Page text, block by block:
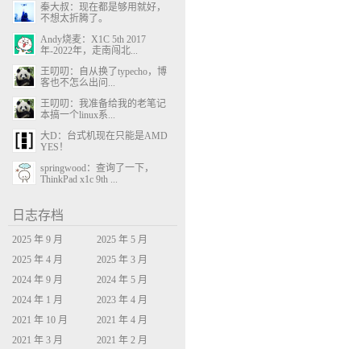
秦大叔：现在都是够用就好，
不想太折腾了。
Andy烧麦：X1C 5th 2017
年-2022年，走南闯北...
王叨叨：自从换了typecho，博
客也不怎么出问...
王叨叨：我准备给我的老笔记
本搞一个linux系...
大D：台式机现在只能是AMD
YES！
springwood：查询了一下，
ThinkPad x1c 9th ...
日志存档
2025 年 9 月
2025 年 5 月
2025 年 4 月
2025 年 3 月
2024 年 9 月
2024 年 5 月
2024 年 1 月
2023 年 4 月
2021 年 10 月
2021 年 4 月
2021 年 3 月
2021 年 2 月